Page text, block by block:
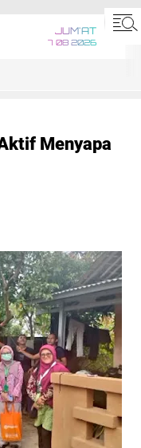
JUM'AT
7 08 2026
Menyapa